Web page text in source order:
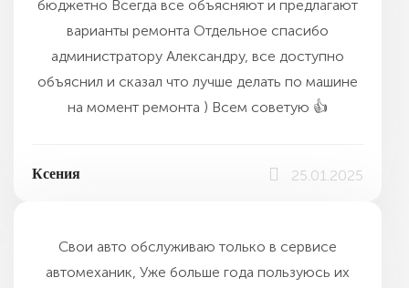
бюджетно Всегда все объясняют и предлагают
варианты ремонта Отдельное спасибо
администратору Александру, все доступно
объяснил и сказал что лучше делать по машине
на момент ремонта ) Всем советую 👍
Ксения 25.01.2025
Свои авто обслуживаю только в сервисе
автомеханик, Уже больше года пользуюсь их